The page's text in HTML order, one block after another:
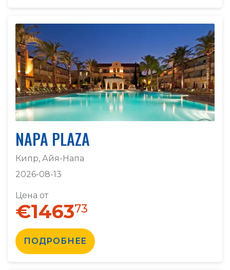
NAPA PLAZA
Кипр, Айя-Напа
2026-08-13
Цена от
€146373
ПОДРОБНЕЕ